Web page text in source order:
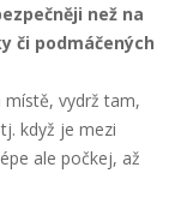
než na
či podmáčených
místě, vydrž tam,
když je mezi
ale počkej, až